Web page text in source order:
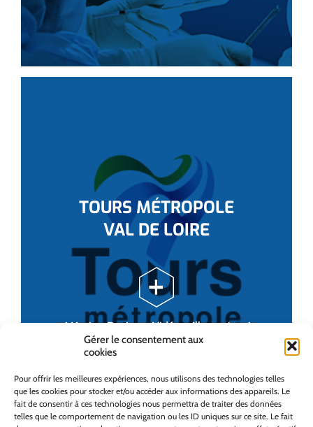
Gérer le consentement aux
cookies
Pour offrir les meilleures expériences, nous utilisons des technologies telles
que les cookies pour stocker et/ou accéder aux informations des appareils. Le
fait de consentir à ces technologies nous permettra de traiter des données
telles que le comportement de navigation ou les ID uniques sur ce site. Le fait
TOURS MÉTROPOLE
VAL DE LOIRE
/ Motion Design – Vidéo – Illustration /